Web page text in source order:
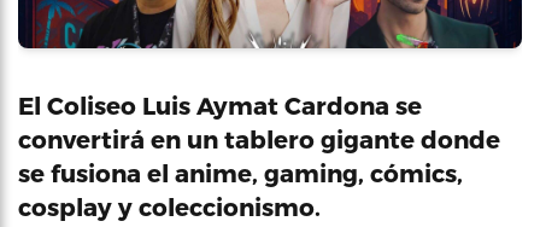
El Coliseo Luis Aymat Cardona se
convertirá en un tablero gigante donde
se fusiona el anime, gaming, cómics,
cosplay y coleccionismo.